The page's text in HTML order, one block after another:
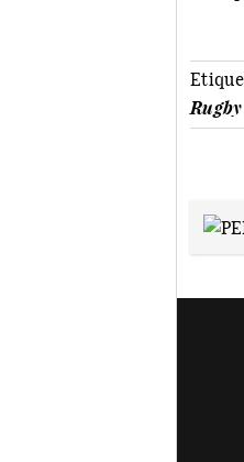
Rugby